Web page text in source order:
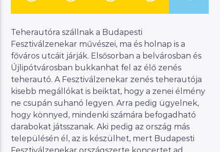
Manna FM
Teherautóra szállnak a Budapesti
Fesztiválzenekar művészei, ma és holnap is a
főváros utcáit járják. Elsősorban a belvárosban és
Újlipótvárosban bukkanhat fel az élő zenés
teherautó. A Fesztiválzenekar zenés teherautója
kisebb megállókat is beiktat, hogy a zenei élmény
ne csupán suhanó legyen. Arra pedig ügyelnek,
hogy könnyed, mindenki számára befogadható
darabokat játsszanak. Aki pedig az ország más
településén él, az is készülhet, mert Budapesti